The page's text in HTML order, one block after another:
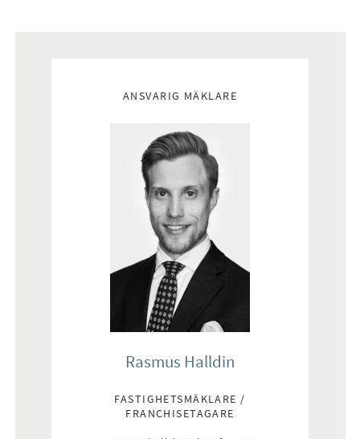
ANSVARIG MÄKLARE
Rasmus Halldin
FASTIGHETSMÄKLARE /
FRANCHISETAGARE